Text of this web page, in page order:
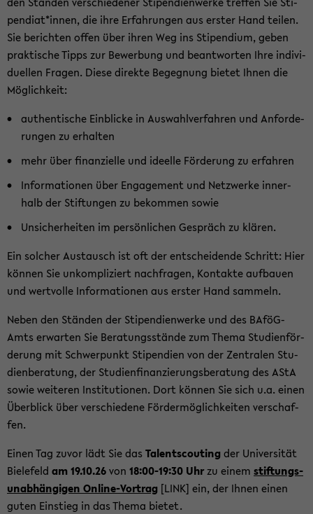
pen­di­at*innen, die ihre Er­fah­run­gen aus ers­ter Hand tei­len.
Sie be­rich­ten offen über ihren Weg ins Sti­pen­di­um, geben
prak­ti­sche Tipps zur Be­wer­bung und be­ant­wor­ten Ihre in­di­vi­
du­el­len Fra­gen. Diese di­rek­te Be­geg­nung bie­tet Ihnen die
Mög­lich­keit:
au­then­ti­sche Ein­bli­cke in Aus­wahl­ver­fah­ren und An­for­de­
run­gen zu er­hal­ten
mehr über fi­nan­zi­el­le und ideel­le För­de­rung zu er­fah­ren
In­for­ma­tio­nen über En­ga­ge­ment und Netz­wer­ke in­ner­
halb der Stif­tun­gen zu be­kom­men sowie
Un­si­cher­hei­ten im per­sön­li­chen Ge­spräch zu klä­ren.
Ein sol­cher Aus­tausch ist oft der ent­schei­den­de Schritt: Hier
kön­nen Sie un­kom­pli­ziert nach­fra­gen, Kon­tak­te auf­bau­en
und wert­vol­le In­for­ma­tio­nen aus ers­ter Hand sam­meln.
Neben den Stän­den der Sti­pen­di­en­wer­ke und des BAföG-​
Amts er­war­ten Sie Be­ra­tungs­stän­de zum Thema Stu­di­en­för­
de­rung mit Schwer­punkt Sti­pen­di­en von der Zen­tra­len Stu­
di­en­be­ra­tung, der Stu­di­en­fi­nan­zie­rungs­be­ra­tung des AStA
sowie wei­te­ren In­sti­tu­tio­nen. Dort kön­nen Sie sich u.a. einen
Über­blick über ver­schie­de­ne För­der­mög­lich­kei­ten ver­schaf­
fen.
Einen Tag zuvor lädt Sie das Ta­lents­cou­tingder Uni­ver­si­tät
Bie­le­feld am 19.10.26von 18:00-19:30 Uhrzu einem stif­tungs­
un­ab­hän­gi­gen Online-​Vortrag [LINK] ein, der Ihnen einen
guten Ein­stieg in das Thema bie­tet.